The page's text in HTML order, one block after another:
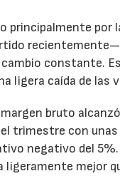
principalmente por
constante.
ligera caída de
bruto
trimestre con
negativo del
ligeramente mejor